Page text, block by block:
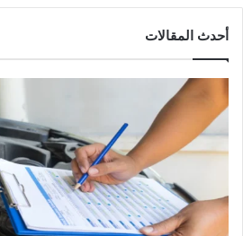
أحدث المقالات